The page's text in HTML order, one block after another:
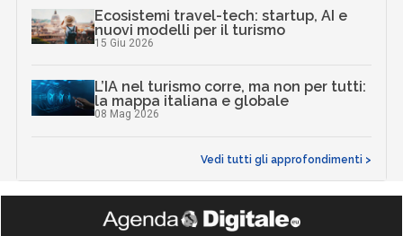
Ecosistemi travel-tech: startup, AI e
nuovi modelli per il turismo
15 Giu 2026
L’IA nel turismo corre, ma non per tutti:
la mappa italiana e globale
08 Mag 2026
Vedi tutti gli approfondimenti >